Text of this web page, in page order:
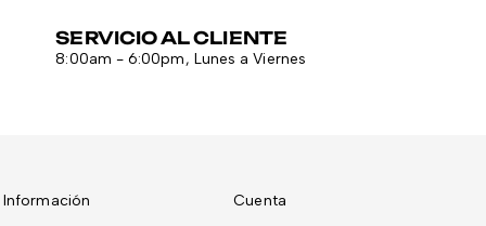
SERVICIO AL CLIENTE
8:00am - 6:00pm, Lunes a Viernes
Información Cuenta